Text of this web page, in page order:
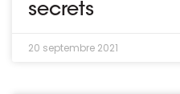
secrets
20 septembre 2021